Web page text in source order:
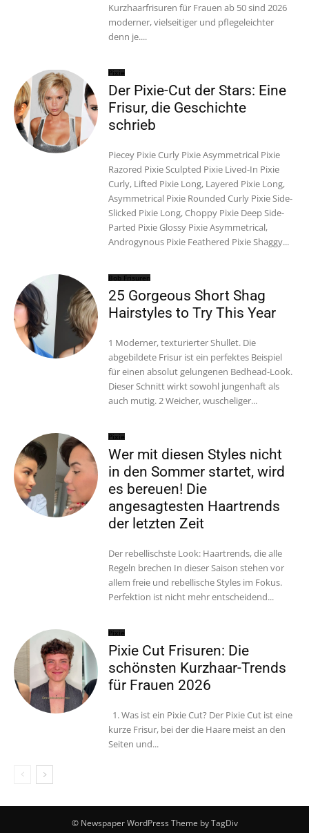
Kurzhaarfrisuren für Frauen ab 50 sind 2026
moderner, vielseitiger und pflegeleichter
denn je....
Pixie
Der Pixie-Cut der Stars: Eine
Frisur, die Geschichte
schrieb
Piecey Pixie Curly Pixie Asymmetrical Pixie
Razored Pixie Sculpted Pixie Lived-In Pixie
Curly, Lifted Pixie Long, Layered Pixie Long,
Asymmetrical Pixie Rounded Curly Pixie Side-
Slicked Pixie Long, Choppy Pixie Deep Side-
Parted Pixie Glossy Pixie Asymmetrical,
Androgynous Pixie Feathered Pixie Shaggy...
Bob Frisuren
25 Gorgeous Short Shag
Hairstyles to Try This Year
1 Moderner, texturierter Shullet. Die
abgebildete Frisur ist ein perfektes Beispiel
für einen absolut gelungenen Bedhead-Look.
Dieser Schnitt wirkt sowohl jungenhaft als
auch mutig. 2 Weicher, wuscheliger...
Pixie
Wer mit diesen Styles nicht
in den Sommer startet, wird
es bereuen! Die
angesagtesten Haartrends
der letzten Zeit
Der rebellischste Look: Haartrends, die alle
Regeln brechen In dieser Saison stehen vor
allem freie und rebellische Styles im Fokus.
Perfektion ist nicht mehr entscheidend...
Pixie
Pixie Cut Frisuren: Die
schönsten Kurzhaar-Trends
für Frauen 2026
1. Was ist ein Pixie Cut? Der Pixie Cut ist eine
kurze Frisur, bei der die Haare meist an den
Seiten und...
© Newspaper WordPress Theme by TagDiv